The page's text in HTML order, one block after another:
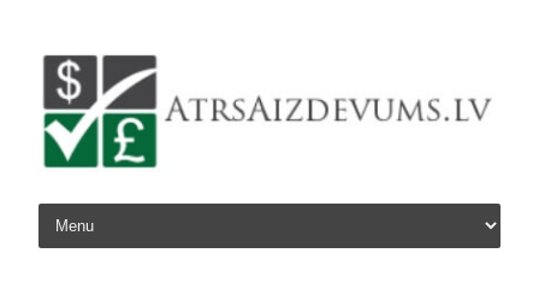
Skip to content